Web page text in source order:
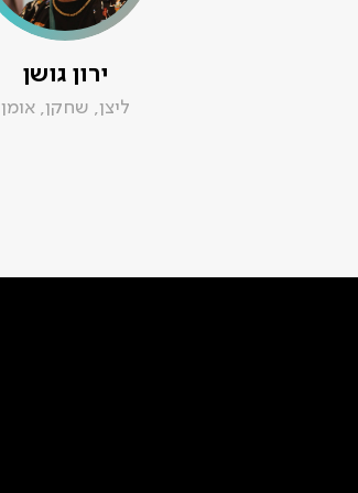
ירון גושן
ליצן, שחקן, אומן